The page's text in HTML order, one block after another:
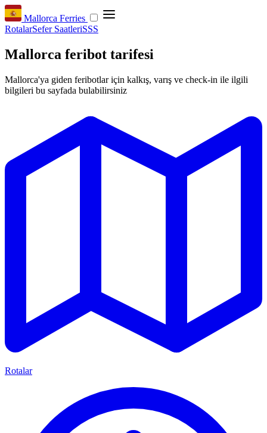
Mallorca Ferries
RotalarSefer SaatleriSSS
Mallorca feribot tarifesi
Mallorca'ya giden feribotlar için kalkış, varış ve check-in ile ilgili
bilgileri bu sayfada bulabilirsiniz
Rotalar